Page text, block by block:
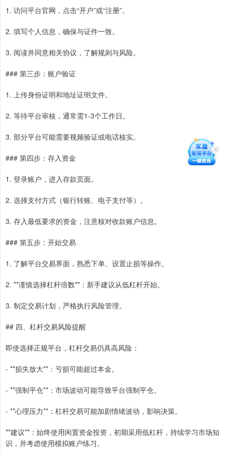
1. 访问平台官网，点击“开户”或“注册”。
2. 填写个人信息，确保与证件一致。
3. 阅读并同意相关协议，了解规则与风险。
### 第三步：账户验证
1. 上传身份证明和地址证明文件。
2. 等待平台审核，通常需1-3个工作日。
3. 部分平台可能需要视频验证或电话核实。
### 第四步：存入资金
1. 登录账户，进入存款页面。
2. 选择支付方式（银行转账、电子支付等）。
3. 存入最低要求的资金，注意核对收款账户信息。
### 第五步：开始交易
1. 了解平台交易界面，熟悉下单、设置止损等操作。
2. **谨慎选择杠杆倍数**：新手建议从低杠杆开始。
3. 制定交易计划，严格执行风险管理。
## 四、杠杆交易风险提醒
即使选择正规平台，杠杆交易仍具高风险：
- **损失放大**：亏损可能超过本金。
- **强制平仓**：市场波动可能导致平台强制平仓。
- **心理压力**：杠杆交易可能加剧情绪波动，影响决策。
**建议**：始终使用闲置资金投资，初期采用低杠杆，持续学习市场知
识，并考虑使用模拟账户练习。